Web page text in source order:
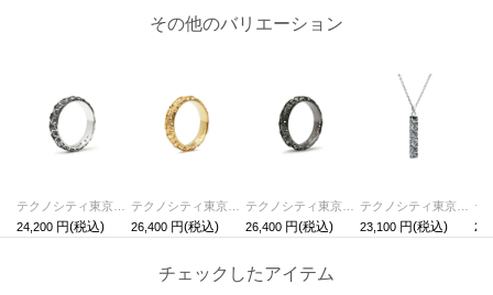
その他のバリエーション
24,200
26,400
26,400
23,100
チェックしたアイテム